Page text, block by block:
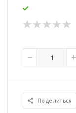
Поделиться